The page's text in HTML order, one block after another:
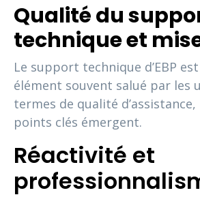
Qualité du
technique et
Le support technique d’EBP
élément souvent salué par les
termes de qualité
points clés émergent.
Réactivité et